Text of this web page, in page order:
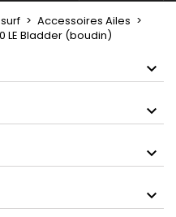
Accessoires Ailes
LE Bladder (boudin)